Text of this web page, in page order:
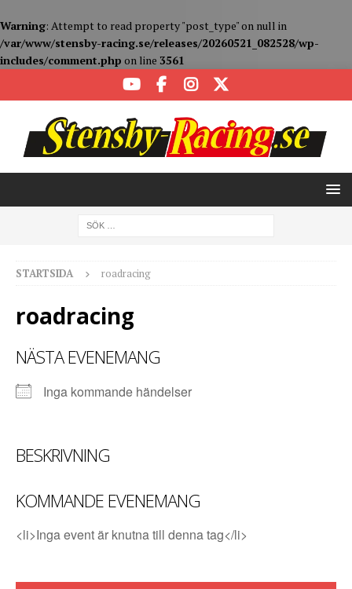
Warning: Attempt to read property "post_type" on null in
/var/www/stensby-racing.se/releases/20260521_082528/wp-
includes/comment.php on line 3561
STARTSIDA roadracing
roadracing
NÄSTA EVENEMANG
Inga kommande händelser
BESKRIVNING
KOMMANDE EVENEMANG
<li>Inga event är knutna till denna tag</li>